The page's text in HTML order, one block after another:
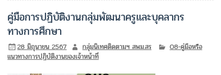
คู่มือการปฏิบัติงานกลุ่มพัฒนาครูและบุคลากร
ทางการศึกษา
28 มิถุนายน 2567 กลุ่มนิเทศติดตามฯ สพม.สร
O8-คู่มือหรือ
แนวทางการปฏิบัติงานของเจ้าหน้าที่